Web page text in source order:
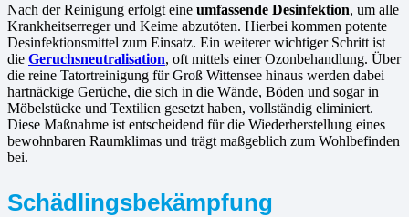
Nach der Reinigung erfolgt eine umfassende Desinfektion, um alle
Krankheitserreger und Keime abzutöten. Hierbei kommen potente
Desinfektionsmittel zum Einsatz. Ein weiterer wichtiger Schritt ist
die Geruchsneutralisation, oft mittels einer Ozonbehandlung. Über
die reine Tatortreinigung für Groß Wittensee hinaus werden dabei
hartnäckige Gerüche, die sich in die Wände, Böden und sogar in
Möbelstücke und Textilien gesetzt haben, vollständig eliminiert.
Diese Maßnahme ist entscheidend für die Wiederherstellung eines
bewohnbaren Raumklimas und trägt maßgeblich zum Wohlbefinden
bei.
Schädlingsbekämpfung